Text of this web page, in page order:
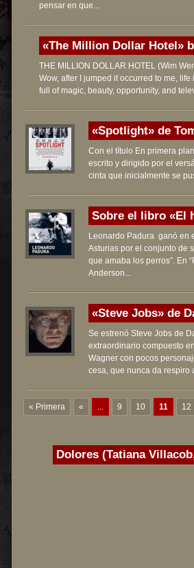
pensar en que...
«The Million Dollar Hotel»
THE MILLION DOLLAR HOTEL (Wim
Wow, after I jumped it occurred to me, life
full of magic, beauty, opportunity, and
«Spotlight» de
Con el título En primera
escrito y dirigido por el
cinta que inicialmente se
Sobre el libro «El
Leonardo Padura ganó en
Asturias por el conjunto de
que amaba los perros”. En
Anderson...
«Steve Jobs» de
Se estrenó Steve Jobs de
extraordinario compuesto
Wagner con pocos
cesa, que nunca da respiro
« Primera « ... 9 10 11 12
Dolores (Tatiana